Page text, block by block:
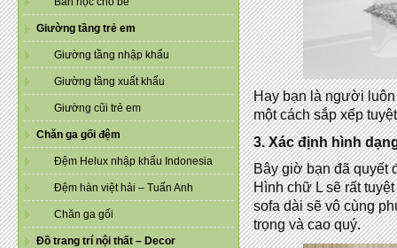
Giường tầng trẻ em
Giường tầng nhập khẩu
Giường tầng xuất khẩu
Giường cũi trẻ em
Chăn ga gối đệm
Đệm Helux nhập khẩu Indonesia
Đệm hàn việt hải – Tuấn Anh
Chăn ga gối
Đồ trang trí nội thất – Decor
Hay bạn là người
một cách sắp xếp
3. Xác định hình
Bây giờ bạn đã quyết
Hình chữ L sẽ rất
sofa dài sẽ vô cùng
trọng và cao quý.